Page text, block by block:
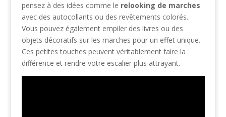
pensez à des idées comme le relooking de marches
avec des autocollants ou des revêtements colorés.
Vous pouvez également empiler des livres ou des
objets décoratifs sur les marches pour un effet unique.
Ces petites touches peuvent véritablement faire la
différence et rendre votre escalier plus attrayant.